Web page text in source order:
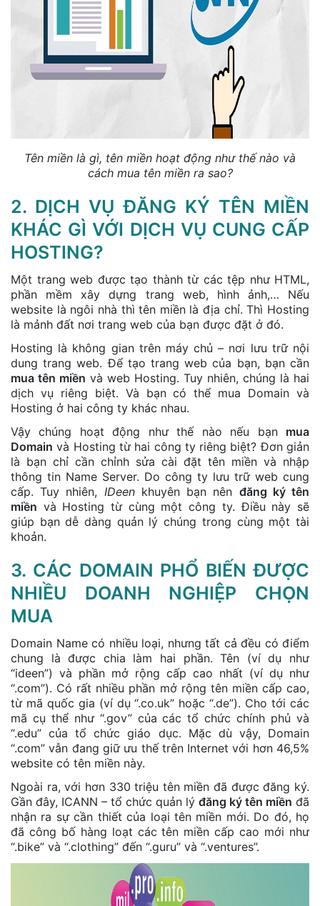
Tên miền là gì, tên miền hoạt động như thế nào và
cách mua tên miền ra sao?
2. DỊCH VỤ ĐĂNG KÝ TÊN MIỀN
KHÁC GÌ VỚI DỊCH VỤ CUNG CẤP
HOSTING?
Một trang web được tạo thành từ các tệp như HTML,
phần mềm xây dựng trang web, hình ảnh,… Nếu
website là ngôi nhà thì tên miền là địa chỉ. Thì Hosting
là mảnh đất nơi trang web của bạn được đặt ở đó.
Hosting là không gian trên máy chủ – nơi lưu trữ nội
dung trang web. Để tạo trang web của bạn, bạn cần
mua tên miền và web Hosting. Tuy nhiên, chúng là hai
dịch vụ riêng biệt. Và bạn có thể mua Domain và
Hosting ở hai công ty khác nhau.
Vậy chúng hoạt động như thế nào nếu bạn mua
Domain và Hosting từ hai công ty riêng biệt? Đơn giản
là bạn chỉ cần chỉnh sửa cài đặt tên miền và nhập
thông tin Name Server. Do công ty lưu trữ web cung
cấp. Tuy nhiên, IDeen khuyên bạn nên đăng ký tên
miền và Hosting từ cùng một công ty. Điều này sẽ
giúp bạn dễ dàng quản lý chúng trong cùng một tài
khoản.
3. CÁC DOMAIN PHỔ BIẾN ĐƯỢC
NHIỀU DOANH NGHIỆP CHỌN
MUA
Domain Name có nhiều loại, nhưng tất cả đều có điểm
chung là được chia làm hai phần. Tên (ví dụ như
“ideen”) và phần mở rộng cấp cao nhất (ví dụ như
“.com”). Có rất nhiều phần mở rộng tên miền cấp cao,
từ mã quốc gia (ví dụ “.co.uk” hoặc “.de”). Cho tới các
mã cụ thể như “.gov” của các tổ chức chính phủ và
“.edu” của tổ chức giáo dục. Mặc dù vậy, Domain
“.com” vẫn đang giữ ưu thế trên Internet với hơn 46,5%
website có tên miền này.
Ngoài ra, với hơn 330 triệu tên miền đã được đăng ký.
Gần đây, ICANN – tổ chức quản lý đăng ký tên miền đã
nhận ra sự cần thiết của loại tên miền mới. Do đó, họ
đã công bố hàng loạt các tên miền cấp cao mới như
“.bike” và “.clothing” đến “.guru” và “.ventures”.